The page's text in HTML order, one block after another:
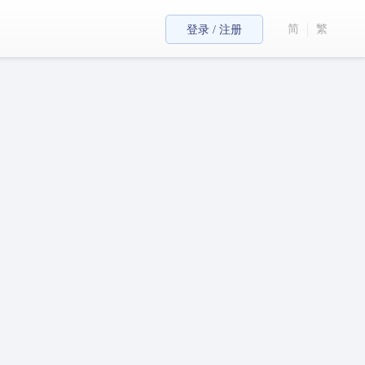
登录 / 注册 简 繁